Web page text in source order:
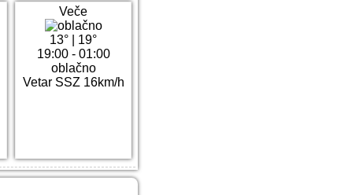
Veče
13°
19°
19:00 - 01:00
oblačno
Vetar SSZ 16km/h